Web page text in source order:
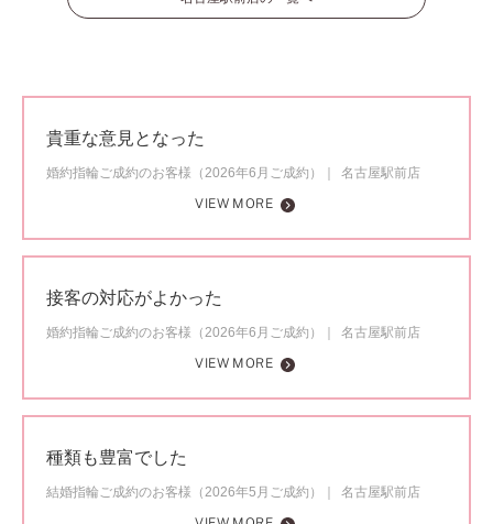
貴重な意見となった
婚約指輪ご成約のお客様（2026年6月ご成約）
名古屋駅前店
VIEW MORE
接客の対応がよかった
婚約指輪ご成約のお客様（2026年6月ご成約）
名古屋駅前店
VIEW MORE
種類も豊富でした
結婚指輪ご成約のお客様（2026年5月ご成約）
名古屋駅前店